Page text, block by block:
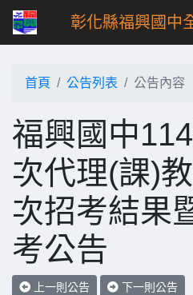
彰化縣福興國中
首頁 公告列表 公告內容
福興國中
次代理(課)
次招考結果
考公告
上一則公告 下一則公告